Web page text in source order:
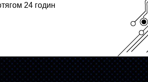
24 годин